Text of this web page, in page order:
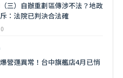
三）自辦重劃區傳涉不法？地政
：法院已判決合法確
營運異常！台中旗艦店4月已悄